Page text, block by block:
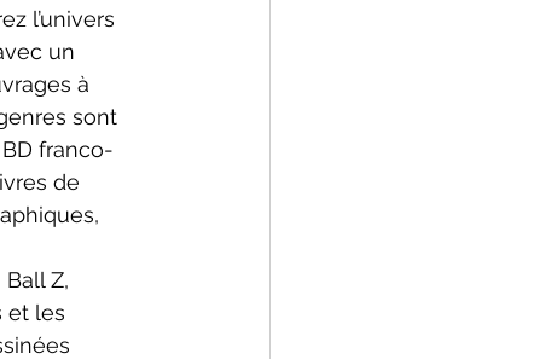
l’univers
un
à
sont
franco-
de
Z,
et les